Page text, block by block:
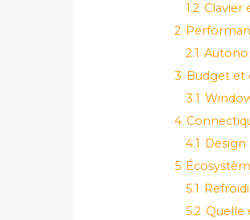
1.2 Clavier
2
2.1
3 Budget et
3.1
4
4.1
5
5.1
5.2 Quelle